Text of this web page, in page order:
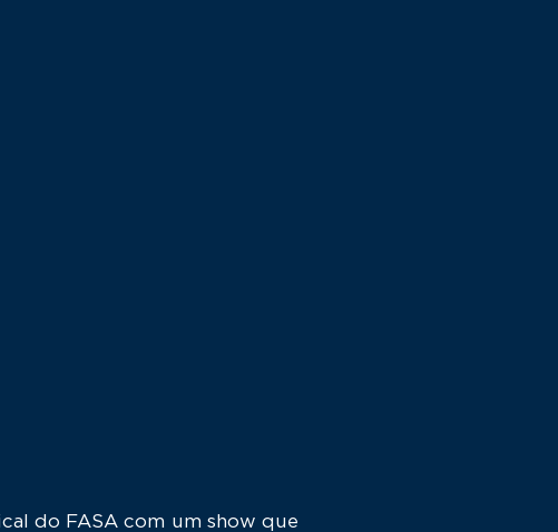
do FASA com um show que